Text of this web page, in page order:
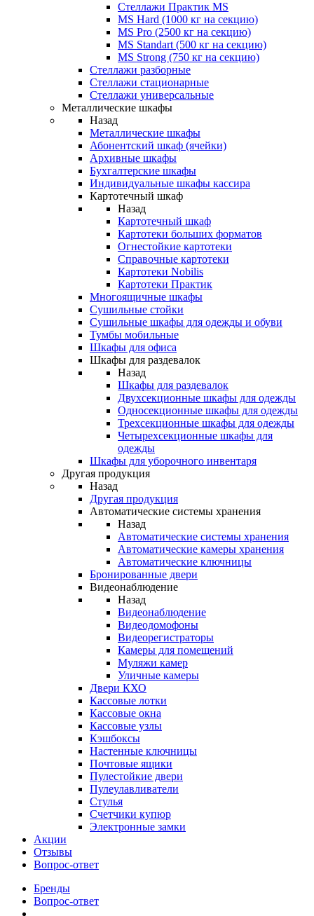
Стеллажи Практик MS
MS Hard (1000 кг на секцию)
MS Pro (2500 кг на секцию)
MS Standart (500 кг на секцию)
MS Strong (750 кг на секцию)
Стеллажи разборные
Стеллажи стационарные
Стеллажи универсальные
Металлические шкафы
Назад
Металлические шкафы
Абонентский шкаф (ячейки)
Архивные шкафы
Бухгалтерские шкафы
Индивидуальные шкафы кассира
Картотечный шкаф
Назад
Картотечный шкаф
Картотеки больших форматов
Огнестойкие картотеки
Справочные картотеки
Картотеки Nobilis
Картотеки Практик
Многоящичные шкафы
Сушильные стойки
Сушильные шкафы для одежды и обуви
Тумбы мобильные
Шкафы для офиса
Шкафы для раздевалок
Назад
Шкафы для раздевалок
Двухсекционные шкафы для одежды
Односекционные шкафы для одежды
Трехсекционные шкафы для одежды
Четырехсекционные шкафы для
одежды
Шкафы для уборочного инвентаря
Другая продукция
Назад
Другая продукция
Автоматические системы хранения
Назад
Автоматические системы хранения
Автоматические камеры хранения
Автоматические ключницы
Бронированные двери
Видеонаблюдение
Назад
Видеонаблюдение
Видеодомофоны
Видеорегистраторы
Камеры для помещений
Муляжи камер
Уличные камеры
Двери КХО
Кассовые лотки
Кассовые окна
Кассовые узлы
Кэшбоксы
Настенные ключницы
Почтовые ящики
Пулестойкие двери
Пулеулавливатели
Стулья
Счетчики купюр
Электронные замки
Акции
Отзывы
Вопрос-ответ
Бренды
Вопрос-ответ